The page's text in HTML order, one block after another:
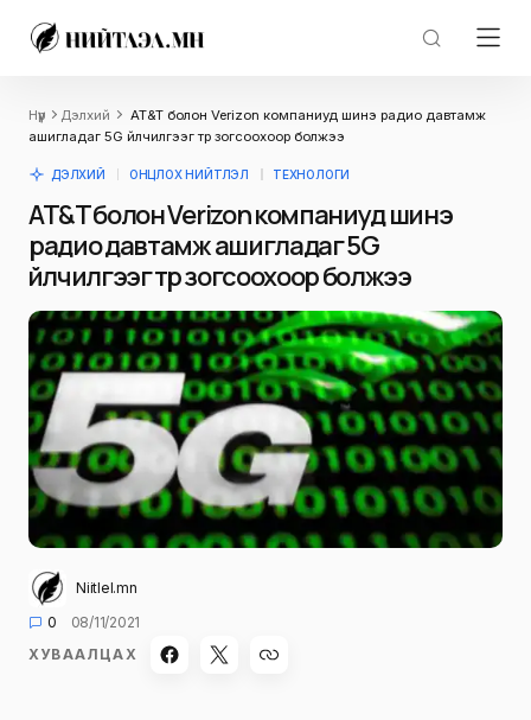
Нүүр Дэлхий
AT&T болон Verizon компаниуд шинэ радио давтамж
ашигладаг 5G үйлчилгээг түр зогсоохоор болжээ
ДЭЛХИЙ ОНЦЛОХ НИЙТЛЭЛ ТЕХНОЛОГИ
AT&T болон Verizon компаниуд шинэ
радио давтамж ашигладаг 5G
үйлчилгээг түр зогсоохоор болжээ
Niitlel.mn
0
08/11/2021
ХУВААЛЦАХ